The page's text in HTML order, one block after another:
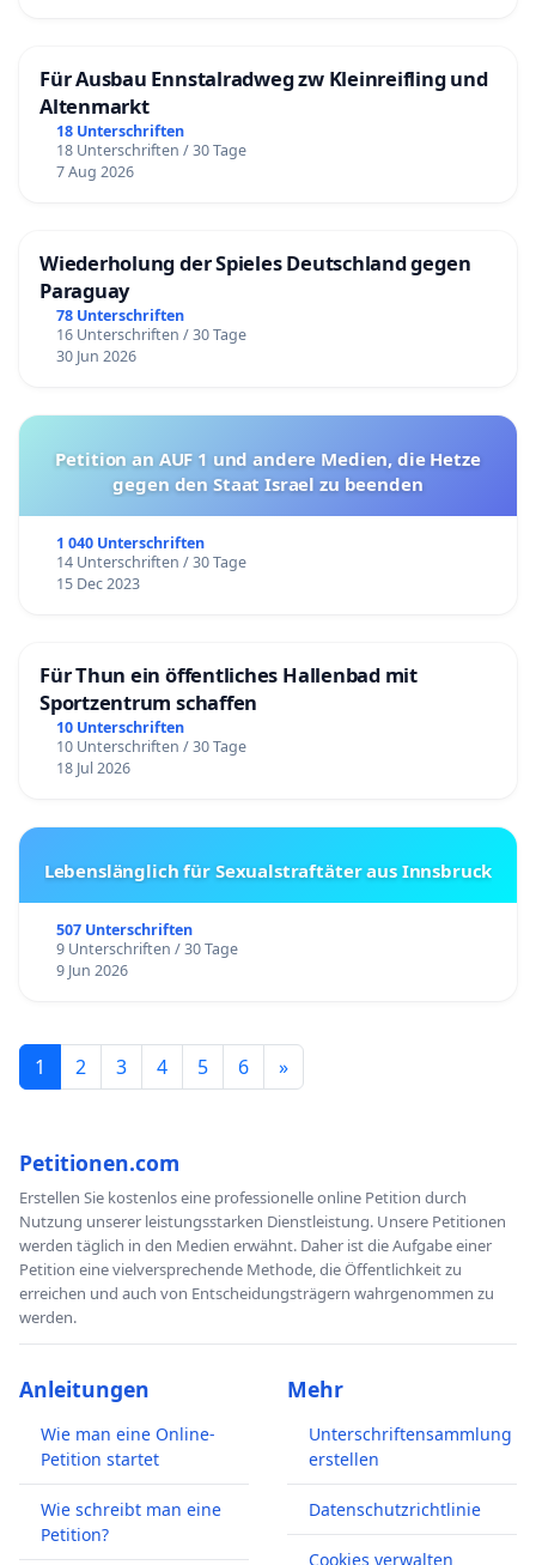
Für Ausbau Ennstalradweg zw Kleinreifling und
Altenmarkt
18 Unterschriften
18 Unterschriften / 30 Tage
7 Aug 2026
Wiederholung der Spieles Deutschland gegen
Paraguay
78 Unterschriften
16 Unterschriften / 30 Tage
30 Jun 2026
Petition an AUF 1 und andere Medien, die Hetze
gegen den Staat Israel zu beenden
1 040 Unterschriften
14 Unterschriften / 30 Tage
15 Dec 2023
Für Thun ein öffentliches Hallenbad mit
Sportzentrum schaffen
10 Unterschriften
10 Unterschriften / 30 Tage
18 Jul 2026
Lebenslänglich für Sexualstraftäter aus Innsbruck
507 Unterschriften
9 Unterschriften / 30 Tage
9 Jun 2026
1 2 3 4 5 6 »
Petitionen.com
Erstellen Sie kostenlos eine professionelle online Petition durch
Nutzung unserer leistungsstarken Dienstleistung. Unsere Petitionen
werden täglich in den Medien erwähnt. Daher ist die Aufgabe einer
Petition eine vielversprechende Methode, die Öffentlichkeit zu
erreichen und auch von Entscheidungsträgern wahrgenommen zu
werden.
Anleitungen
Wie man eine Online-
Petition startet
Wie schreibt man eine
Petition?
Mehr
Unterschriftensammlung
erstellen
Datenschutzrichtlinie
Cookies verwalten